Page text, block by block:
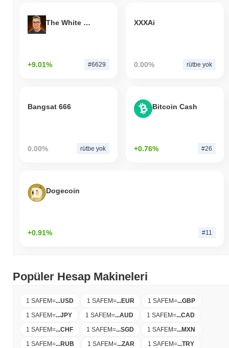
The White Bull
+9.01% #6629
XXXAi
0.00% rütbe yok
Bangsat 666
0.00% rütbe yok
Bitcoin Cash
+0.76% #26
Dogecoin
+0.91% #11
Popüler Hesap Makineleri
1 SAFEM=...USD 1 SAFEM=...EUR 1 SAFEM=...GBP
1 SAFEM=...JPY 1 SAFEM=...AUD 1 SAFEM=...CAD
1 SAFEM=...CHF 1 SAFEM=...SGD 1 SAFEM=...MXN
1 SAFEM=...RUB 1 SAFEM=...ZAR 1 SAFEM=...TRY